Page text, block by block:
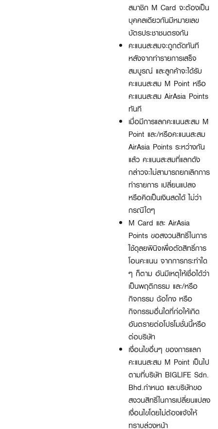
สมาชิก M Card จะต้องเป็น
บุคคลเดียวกันมีหมายเลข
บัตรประชาชนตรงกัน
คะแนนสะสมจะถูกตัดทันที
หลังจากทำรายการเสร็จ
สมบูรณ์ และลูกค้าจะได้รับ
คะแนนสะสม M Point หรือ
คะแนนสะสม AirAsia Points
ทันที
เมื่อมีการแลกคะแนนสะสม M
Point และ/หรือคะแนนสะสม
AirAsia Points ระหว่างกัน
แล้ว คะแนนสะสมที่แลกดัง
กล่าวจะไม่สามารถยกเลิกการ
ทำรายการ เปลี่ยนแปลง
หรือคิดเป็นเงินสดได้ ไม่ว่า
กรณีใดๆ
M Card และ AirAsia
Points ขอสงวนสิทธิ์ในการ
ใช้ดุลยพินิจเพื่อตัดสิทธิ์การ
โอนคะแนน จากการกระทำใด
ๆ ก็ตาม อันมีเหตุให้เชื่อได้ว่า
เป็นพฤติกรรม และ/หรือ
กิจกรรม ฉ้อโกง หรือ
กิจกรรมอื่นใดที่ก่อให้เกิด
อันตรายต่อโปรโมชั่นนี้หรือ
ต่อบริษัท
เงื่อนไขอื่นๆ ของการแลก
คะแนนสะสม M Point เป็นไป
ตามที่บริษัท BIGLIFE Sdn.
Bhd.กำหนด และบริษัทขอ
สงวนสิทธิ์ในการเปลี่ยนแปลง
เงื่อนไขโดยไม่ต้องแจ้งให้
ทราบล่วงหน้า